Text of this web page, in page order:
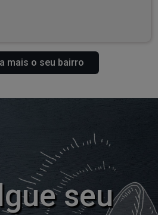
prediais e comerciais
mais o seu bairro
seu